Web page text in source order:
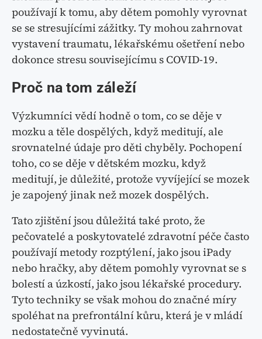
používají k tomu, aby dětem pomohly vyrovnat
se se stresujícími zážitky. Ty mohou zahrnovat
vystavení traumatu, lékařskému ošetření nebo
dokonce stresu souvisejícímu s COVID-19.
Proč na tom záleží
Výzkumníci vědí hodně o tom, co se děje v
mozku a těle dospělých, když meditují, ale
srovnatelné údaje pro děti chyběly. Pochopení
toho, co se děje v dětském mozku, když
meditují, je důležité, protože vyvíjející se mozek
je zapojený jinak než mozek dospělých.
Tato zjištění jsou důležitá také proto, že
pečovatelé a poskytovatelé zdravotní péče často
používají metody rozptýlení, jako jsou iPady
nebo hračky, aby dětem pomohly vyrovnat se s
bolestí a úzkostí, jako jsou lékařské procedury.
Tyto techniky se však mohou do značné míry
spoléhat na prefrontální kůru, která je v mládí
nedostatečně vyvinutá.